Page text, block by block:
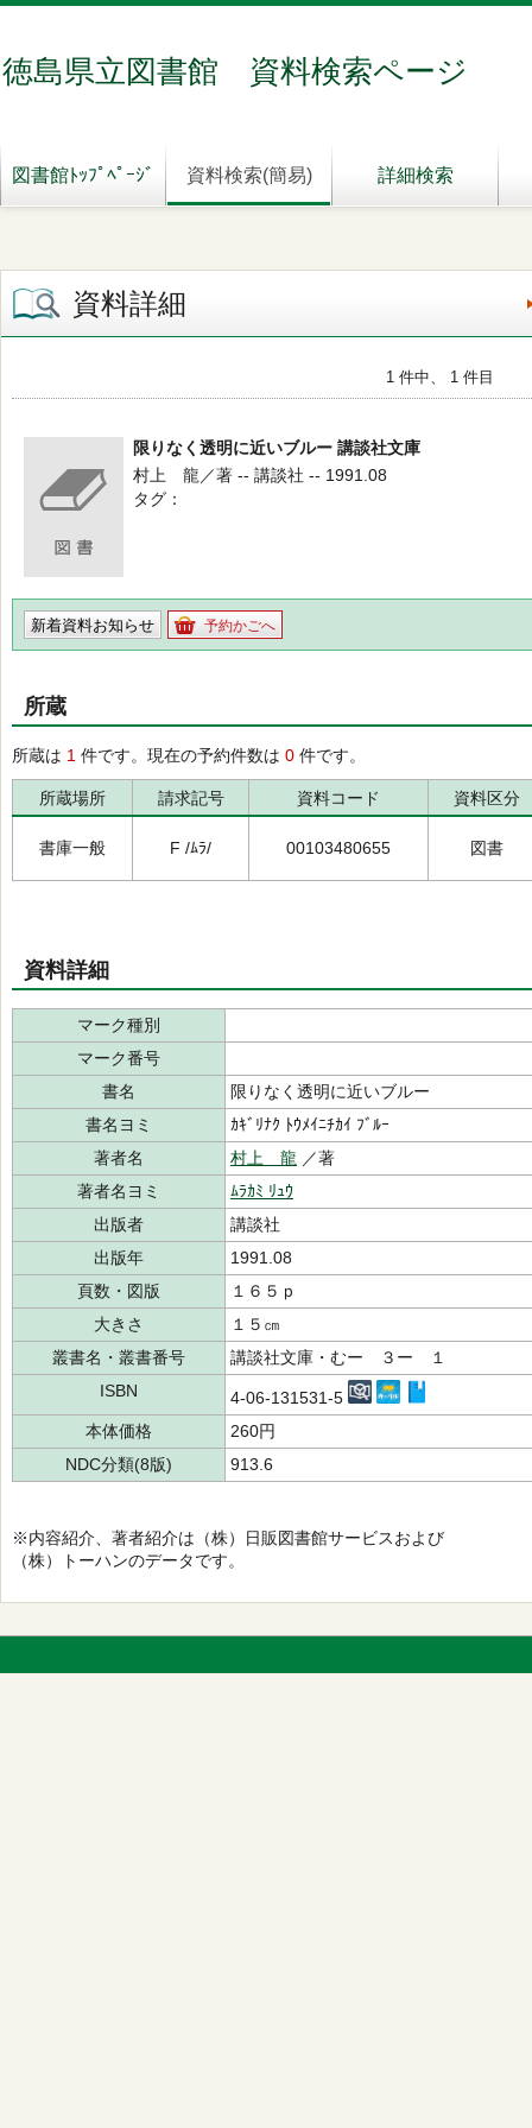
徳島県立図書館 資料検索ページ
図書館ﾄｯﾌﾟﾍﾟｰｼﾞ 資料検索(簡易) 詳細検索
資料詳細
1 件中、 1 件目
限りなく透明に近いブルー 講談社文庫
村上 龍／著 -- 講談社 -- 1991.08
タグ
新着資料お知らせ 予約かごへ
所蔵
所蔵は 1 件です。現在の予約件数は 0 件です。
所蔵場所 請求記号 資料コード 資料区分
書庫一般 F /ﾑﾗ/ 00103480655 図書
資料詳細
マーク種別
マーク番号
書名
限りなく透明に近いブルー
書名ヨミ
ｶｷﾞﾘﾅｸ ﾄｳﾒｲﾆﾁｶｲ ﾌﾞﾙｰ
著者名
村上 龍 ／著
著者名ヨミ
ﾑﾗｶﾐ ﾘｭｳ
出版者
講談社
出版年
1991.08
頁数・図版
１６５ｐ
大きさ
１５㎝
叢書名・叢書番号
講談社文庫・むー ３ー １
ISBN
4-06-131531-5
本体価格
260円
NDC分類(8版)
913.6
※内容紹介、著者紹介は（株）日販図書館サービスおよび
（株）トーハンのデータです。